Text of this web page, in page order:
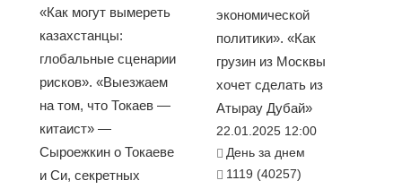
«Как могут вымереть
казахстанцы:
глобальные сценарии
рисков». «Выезжаем
на том, что Токаев —
китаист» —
Сыроежкин о Токаеве
и Си, секретных
экономической
политики». «Как
грузин из Москвы
хочет сделать из
Атырау Дубай»
22.01.2025 12:00
День за днем
1119 (40257)